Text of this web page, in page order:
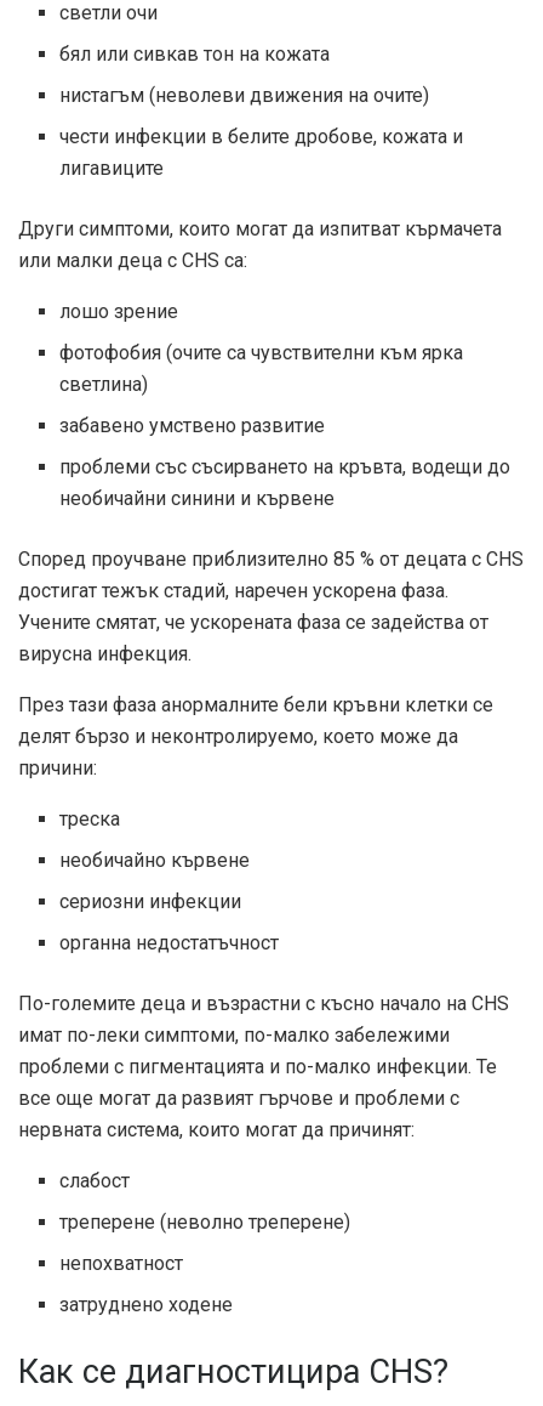
светли очи
бял или сивкав тон на кожата
нистагъм (неволеви движения на очите)
чести инфекции в белите дробове, кожата и
лигавиците
Други симптоми, които могат да изпитват кърмачета
или малки деца с CHS са:
лошо зрение
фотофобия (очите са чувствителни към ярка
светлина)
забавено умствено развитие
проблеми със съсирването на кръвта, водещи до
необичайни синини и кървене
Според проучване приблизително 85 % от децата с CHS
достигат тежък стадий, наречен ускорена фаза.
Учените смятат, че ускорената фаза се задейства от
вирусна инфекция.
През тази фаза анормалните бели кръвни клетки се
делят бързо и неконтролируемо, което може да
причини:
треска
необичайно кървене
сериозни инфекции
органна недостатъчност
По-големите деца и възрастни с късно начало на CHS
имат по-леки симптоми, по-малко забележими
проблеми с пигментацията и по-малко инфекции. Те
все още могат да развият гърчове и проблеми с
нервната система, които могат да причинят:
слабост
треперене (неволно треперене)
непохватност
затруднено ходене
Как се диагностицира CHS?